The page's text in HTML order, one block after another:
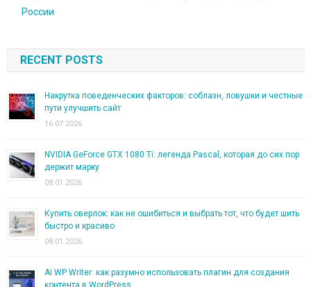
России
RECENT POSTS
Накрутка поведенческих факторов: соблазн, ловушки и честные
пути улучшить сайт
16.07.2026
NVIDIA GeForce GTX 1080 Ti: легенда Pascal, которая до сих пор
держит марку
08.01.2026
Купить оверлок: как не ошибиться и выбрать тот, что будет шить
быстро и красиво
08.01.2026
AI WP Writer: как разумно использовать плагин для создания
контента в WordPress